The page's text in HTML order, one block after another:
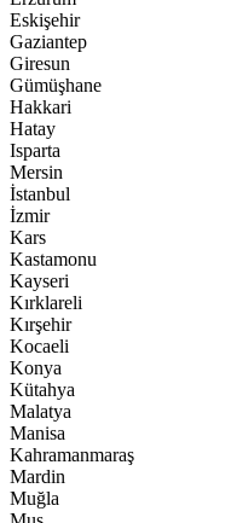
Eskişehir
Gaziantep
Giresun
Gümüşhane
Hakkari
Hatay
Isparta
Mersin
İstanbul
İzmir
Kars
Kastamonu
Kayseri
Kırklareli
Kırşehir
Kocaeli
Konya
Kütahya
Malatya
Manisa
Kahramanmaraş
Mardin
Muğla